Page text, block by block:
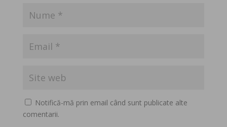
Notifică-mă prin email când sunt publicate alte
comentarii.